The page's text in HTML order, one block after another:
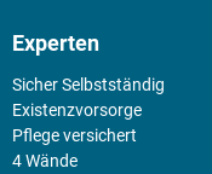
Experten
Sicher Selbstständig
Existenz­vorsorge
Pflege versichert
4 Wände